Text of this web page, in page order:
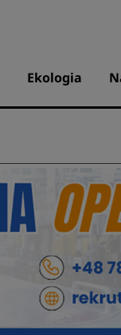
Ekologia